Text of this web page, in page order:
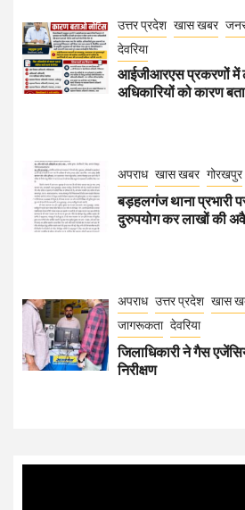
उत्तर प्रदेश खास खबर
देवरिया
आईजीआरएस प्रकरणों में
अधिकारियों को कारण
अपराध खास खबर गोरखपुर
बड़हलगंज थाना प्रभारी
दुरुपयोग कर लाखों की
अपराध उत्तर प्रदेश खास
जागरूकता देवरिया
जिलाधिकारी ने गैस
निरीक्षण